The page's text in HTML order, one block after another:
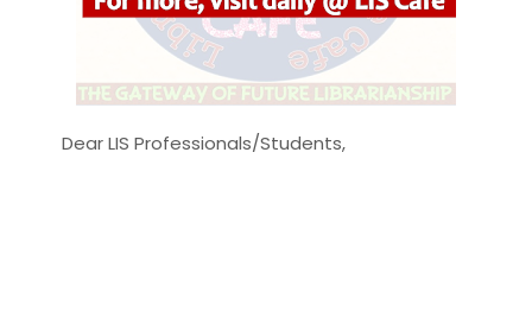
Dear LIS Professionals/Students,